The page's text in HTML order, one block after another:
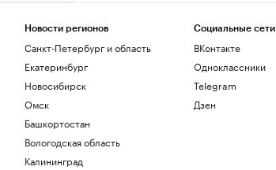
есть
какую
Новости регионов
Санкт-Петербург и область
Екатеринбург
Новосибирск
Омск
Башкортостан
Вологодская область
Калининград
Социальные сети
ВКонтакте
Одноклассники
Telegram
Дзен